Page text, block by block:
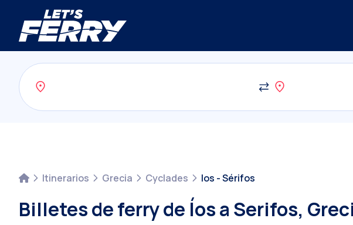
Itinerarios Grecia Cyclades Ios - Sérifos
Billetes de ferry de Íos a Serifos,